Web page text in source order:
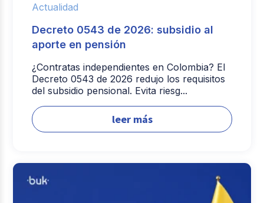
Actualidad
Decreto 0543 de 2026: subsidio al
aporte en pensión
¿Contratas independientes en Colombia? El
Decreto 0543 de 2026 redujo los requisitos
del subsidio pensional. Evita riesg...
leer más